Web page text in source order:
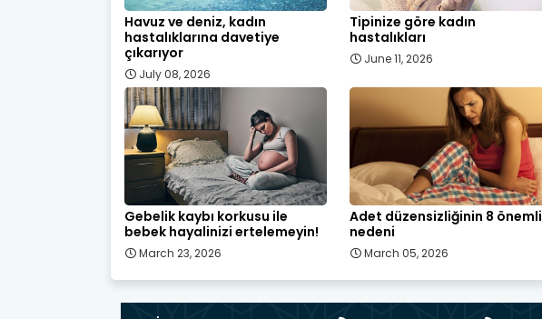
Havuz ve deniz, kadın
hastalıklarına davetiye
çıkarıyor
July 08, 2026
Tipinize göre kadın
hastalıkları
June 11, 2026
Gebelik kaybı korkusu ile
bebek hayalinizi ertelemeyin!
March 23, 2026
Adet düzensizliğinin 8 önemli
nedeni
March 05, 2026